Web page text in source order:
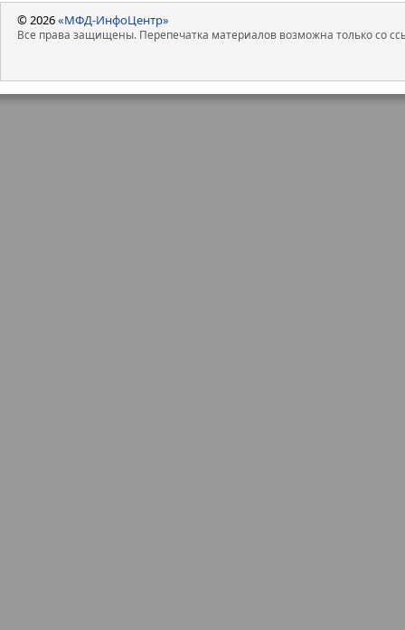
© 2026«МФД-ИнфоЦентр»
Все права защищены. Перепечатка материалов возможна только со